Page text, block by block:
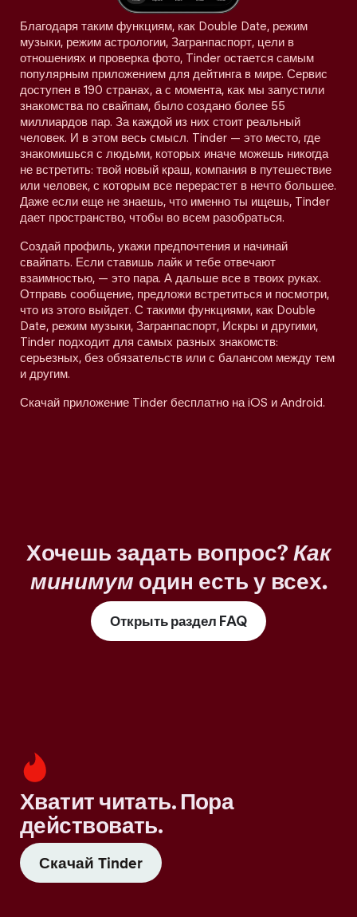
Благодаря таким функциям, как Double Date, режим
музыки, режим астрологии, Загранпаспорт, цели в
отношениях и проверка фото, Tinder остается самым
популярным приложением для дейтинга в мире. Сервис
доступен в 190 странах, а с момента, как мы запустили
знакомства по свайпам, было создано более 55
миллиардов пар. За каждой из них стоит реальный
человек. И в этом весь смысл. Tinder — это место, где
знакомишься с людьми, которых иначе можешь никогда
не встретить: твой новый краш, компания в путешествие
или человек, с которым все перерастет в нечто большее.
Даже если еще не знаешь, что именно ты ищешь, Tinder
дает пространство, чтобы во всем разобраться.
Создай профиль, укажи предпочтения и начинай
свайпать. Если ставишь лайк и тебе отвечают
взаимностью, — это пара. А дальше все в твоих руках.
Отправь сообщение, предложи встретиться и посмотри,
что из этого выйдет. С такими функциями, как Double
Date, режим музыки, Загранпаспорт, Искры и другими,
Tinder подходит для самых разных знакомств:
серьезных, без обязательств или с балансом между тем
и другим.
Скачай приложение Tinder бесплатно на iOS и Android.
Хочешь задать вопрос? Как
минимум один есть у всех.
Открыть раздел FAQ
Хватит читать. Пора
действовать.
Скачай Tinder